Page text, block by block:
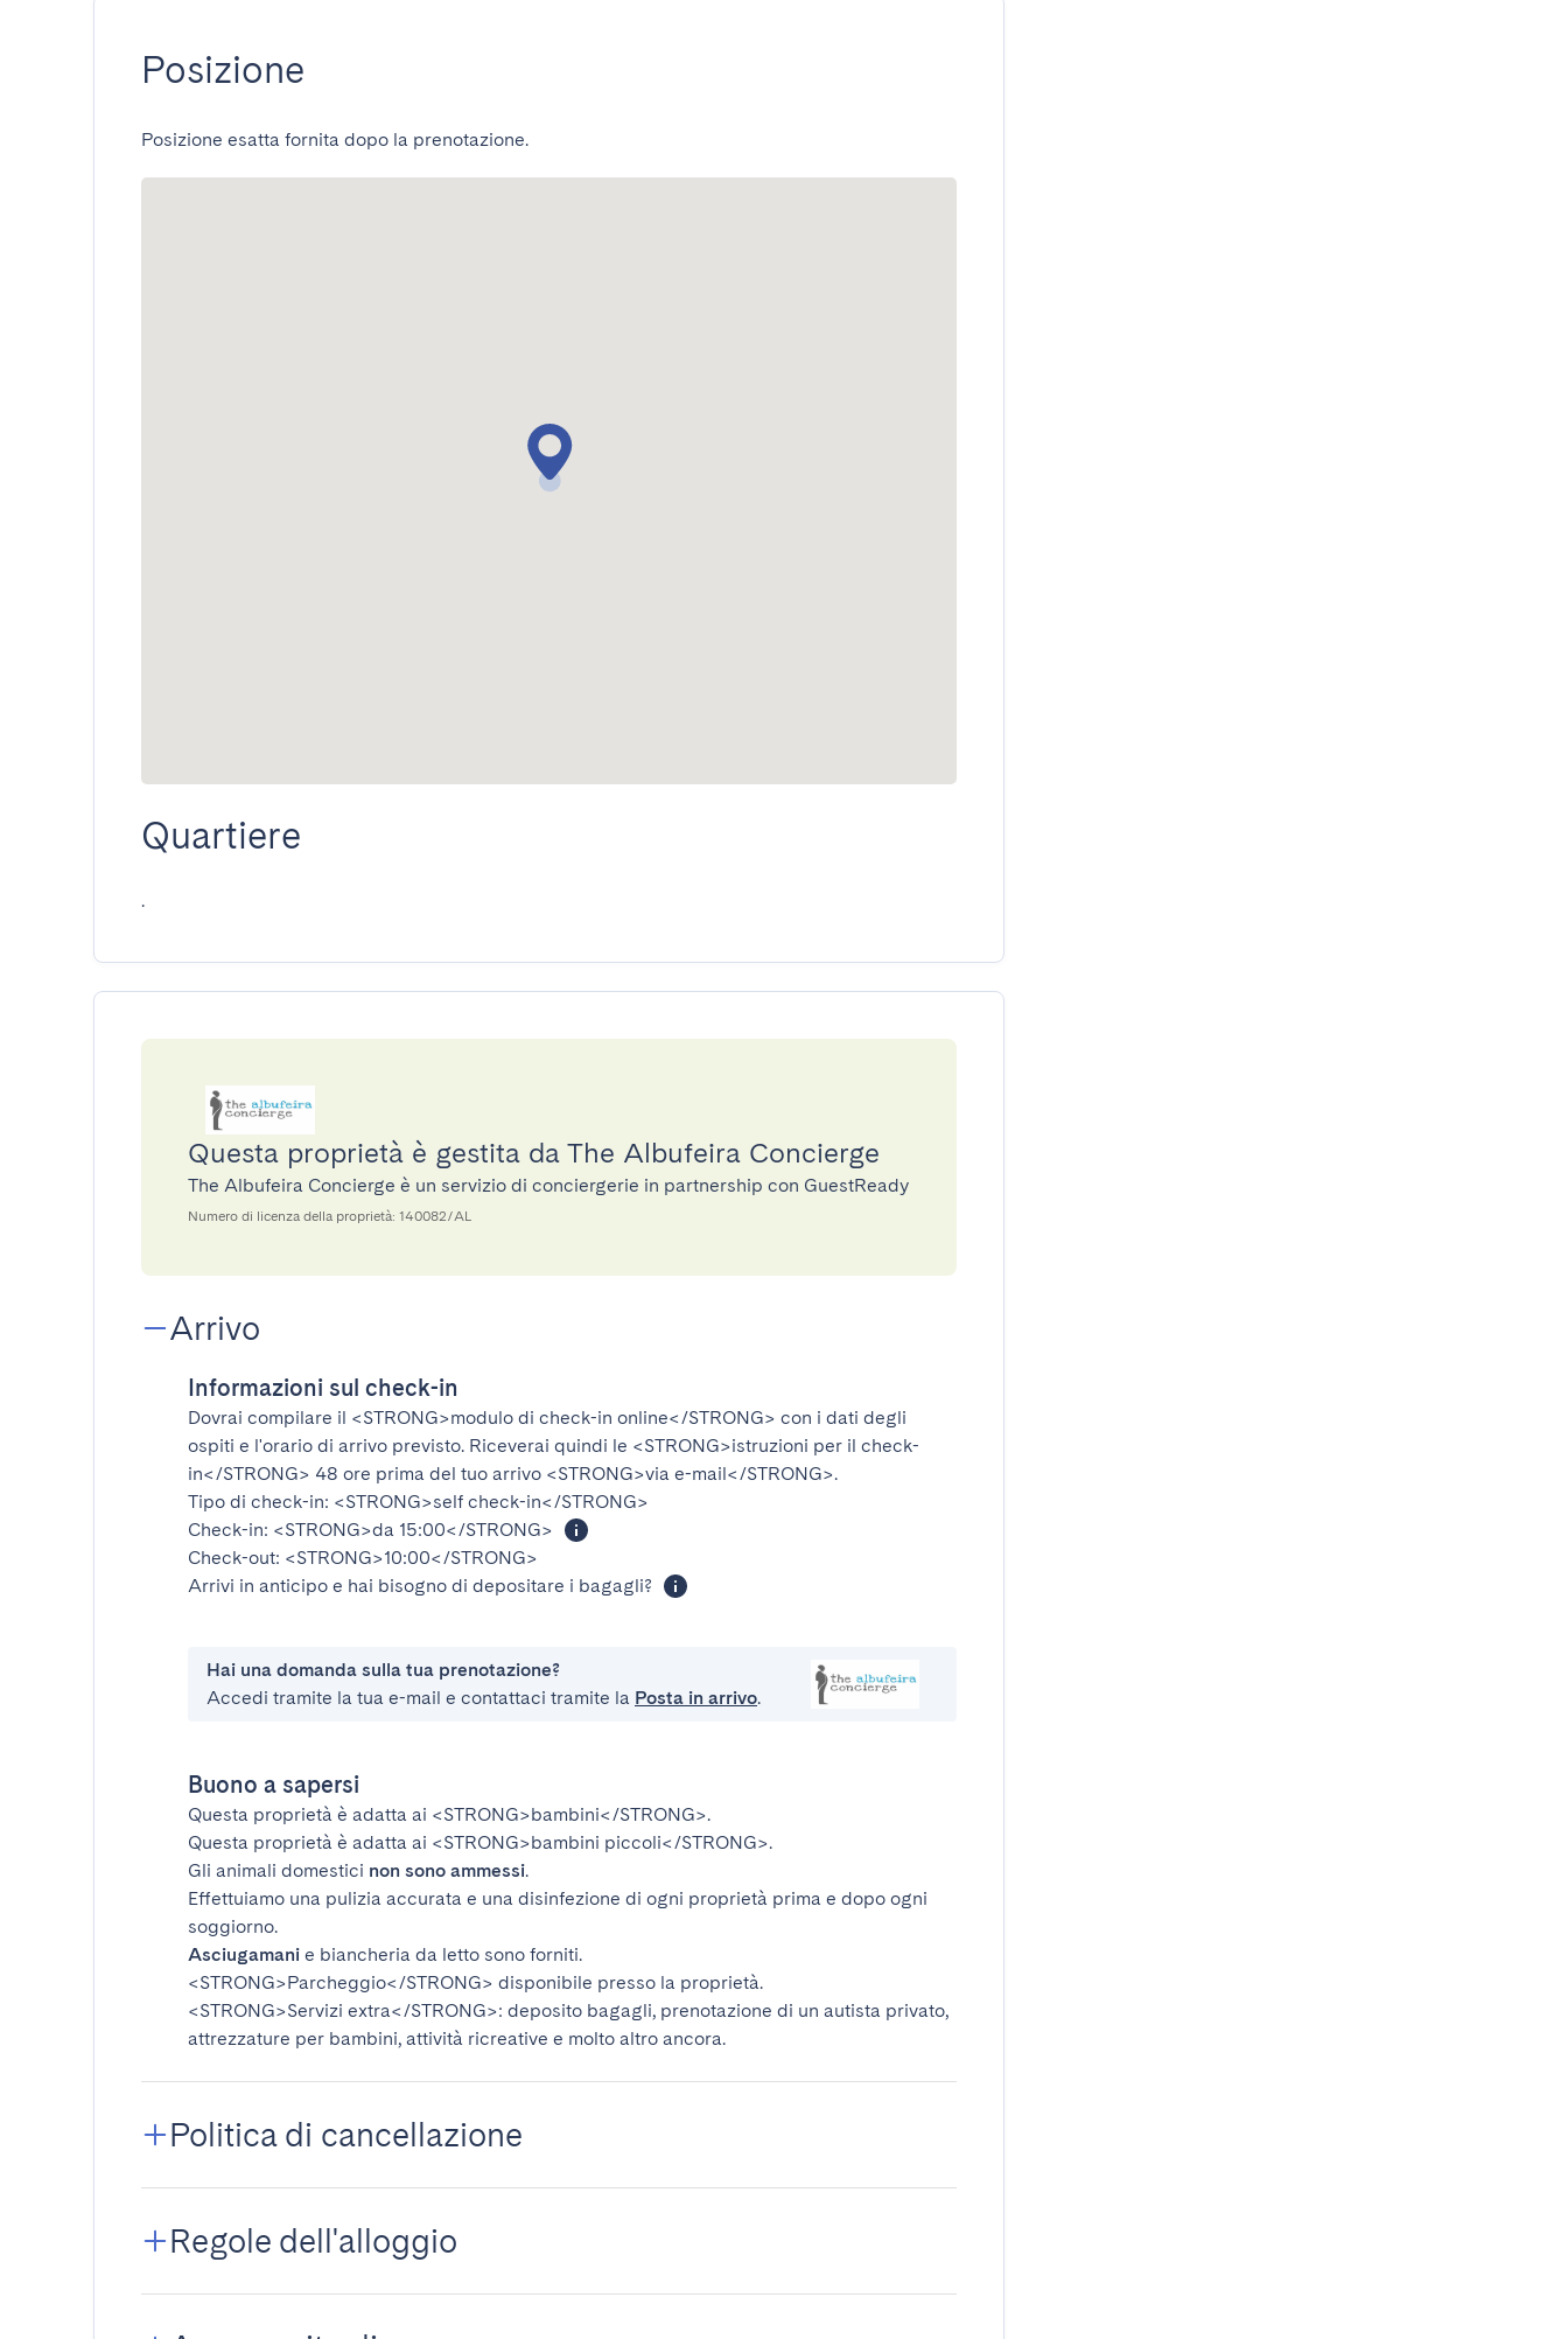
Posizione
Posizione esatta fornita dopo la prenotazione.
Quartiere
.
Questa proprietà è gestita da The Albufeira Concierge
The Albufeira Concierge è un servizio di conciergerie in partnership con GuestReady
Numero di licenza della proprietà: 140082/AL
Arrivo
Informazioni sul check-in
Dovrai compilare il <STRONG>modulo di check-in online</STRONG> con i dati degli
ospiti e l'orario di arrivo previsto. Riceverai quindi le <STRONG>istruzioni per il check-
in</STRONG> 48 ore prima del tuo arrivo <STRONG>via e-mail</STRONG>.
Tipo di check-in: <STRONG>self check-in</STRONG>
Check-in: <STRONG>da 15:00</STRONG>
Check-out: <STRONG>10:00</STRONG>
Arrivi in anticipo e hai bisogno di depositare i bagagli?
Hai una domanda sulla tua prenotazione?
Accedi tramite la tua e-mail e contattaci tramite la Posta in arrivo.
Buono a sapersi
Questa proprietà è adatta ai <STRONG>bambini</STRONG>.
Questa proprietà è adatta ai <STRONG>bambini piccoli</STRONG>.
Gli animali domestici non sono ammessi.
Effettuiamo una pulizia accurata e una disinfezione di ogni proprietà prima e dopo ogni
soggiorno.
Asciugamani e biancheria da letto sono forniti.
<STRONG>Parcheggio</STRONG> disponibile presso la proprietà.
<STRONG>Servizi extra</STRONG>: deposito bagagli, prenotazione di un autista privato,
attrezzature per bambini, attività ricreative e molto altro ancora.
Politica di cancellazione
Regole dell'alloggio